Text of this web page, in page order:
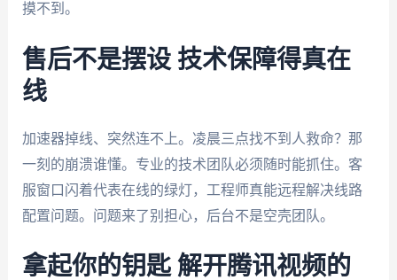
摸不到。
售后不是摆设 技术保障得真在
线
加速器掉线、突然连不上。凌晨三点找不到人救命？那
一刻的崩溃谁懂。专业的技术团队必须随时能抓住。客
服窗口闪着代表在线的绿灯，工程师真能远程解决线路
配置问题。问题来了别担心，后台不是空壳团队。
拿起你的钥匙 解开腾讯视频的